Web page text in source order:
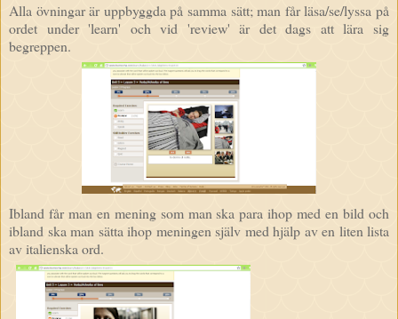
Alla övningar är uppbyggda på samma sätt; man får läsa/se/lyssa på
ordet under 'learn' och vid 'review' är det dags att lära sig
begreppen.
Ibland får man en mening som man ska para ihop med en bild och
ibland ska man sätta ihop meningen själv med hjälp av en liten lista
av italienska ord.